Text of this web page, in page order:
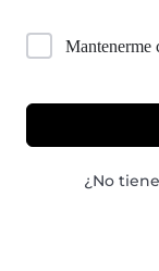
Mantenerme
¿No